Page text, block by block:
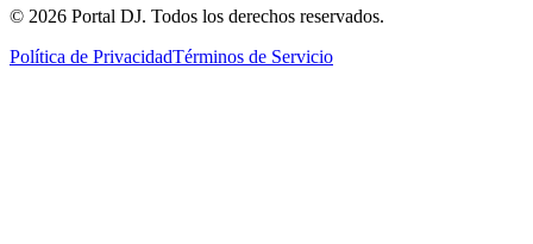
© 2026 Portal DJ. Todos los derechos reservados.
Política de PrivacidadTérminos de Servicio